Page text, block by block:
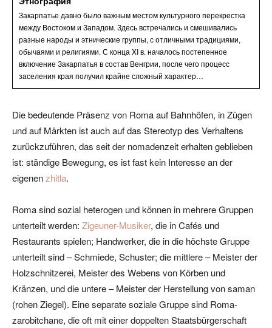
Закарпатье давно было важным местом культурного перекрестка
между Востоком и Западом. Здесь встречались и смешивались
разные народы и этнические группы, с отличными традициями,
обычаями и религиями. С конца XI в. началось постепенное
включение Закарпатья в состав Венгрии, после чего процесс
заселения края получил крайне сложный характер…
Die bedeutende Präsenz von Roma auf Bahnhöfen, in Zügen
und auf Märkten ist auch auf das Stereotyp des Verhaltens
zurückzuführen, das seit der nomadenzeit erhalten geblieben
ist: ständige Bewegung, es ist fast kein Interesse an der
eigenenzhitla.
Roma sind sozial heterogen und können in mehrere Gruppen
unterteilt werden: Zigeuner-Musiker, die in Cafés und
Restaurants spielen; Handwerker, die in die höchste Gruppe
unterteilt sind – Schmiede, Schuster; die mittlere – Meister der
Holzschnitzerei, Meister des Webens von Körben und
Kränzen, und die untere – Meister der Herstellung von saman
(rohen Ziegel). Eine separate soziale Gruppe sind Roma-
zarobitchane, die oft mit einer doppelten Staatsbürgerschaft